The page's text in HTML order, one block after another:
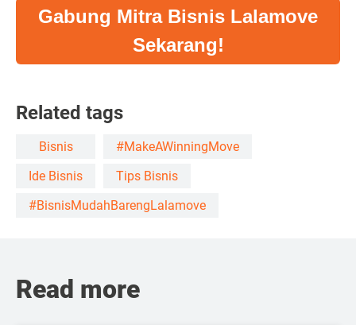
Gabung Mitra Bisnis Lalamove
Sekarang!
Related tags
Bisnis
#MakeAWinningMove
Ide Bisnis
Tips Bisnis
#BisnisMudahBarengLalamove
Read more